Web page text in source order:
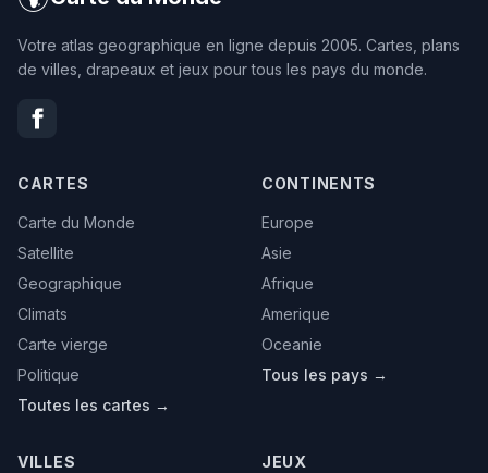
Votre atlas geographique en ligne depuis 2005. Cartes, plans
de villes, drapeaux et jeux pour tous les pays du monde.
CARTES
Carte du Monde
Satellite
Geographique
Climats
Carte vierge
Politique
Toutes les cartes →
CONTINENTS
Europe
Asie
Afrique
Amerique
Oceanie
Tous les pays →
VILLES JEUX